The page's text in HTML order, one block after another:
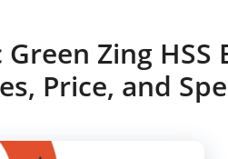
Zing HSS
Price, and